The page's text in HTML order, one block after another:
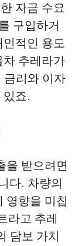
자금 수요
구입하거
적인 용도
추레라가
금리와 이자
죠.
을 받으려면
다. 차량의
영향을 미칩
라고 추레
담보 가치